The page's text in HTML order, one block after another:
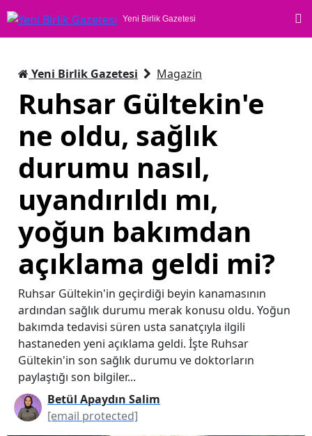
Yeni Birlik Gazetesi
Yeni Birlik Gazetesi Magazin
Ruhsar Gültekin'e
ne oldu, sağlık
durumu nasıl,
uyandırıldı mı,
yoğun bakımdan
açıklama geldi mi?
Ruhsar Gültekin'in geçirdiği beyin kanamasının
ardından sağlık durumu merak konusu oldu. Yoğun
bakımda tedavisi süren usta sanatçıyla ilgili
hastaneden yeni açıklama geldi. İşte Ruhsar
Gültekin'in son sağlık durumu ve doktorların
paylaştığı son bilgiler...
Betül Apaydın Salim
[email protected]